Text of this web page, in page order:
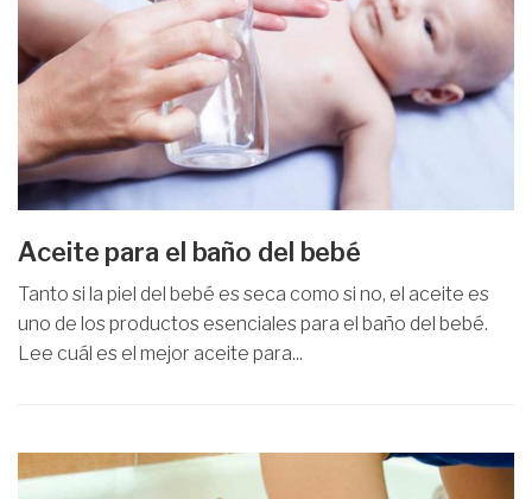
Aceite para el baño del bebé
Tanto si la piel del bebé es seca como si no, el aceite es
uno de los productos esenciales para el baño del bebé.
Lee cuál es el mejor aceite para...